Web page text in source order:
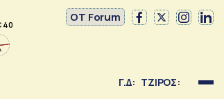
40
OT Forum
Γ.Δ: ΤΖΙΡΟΣ: